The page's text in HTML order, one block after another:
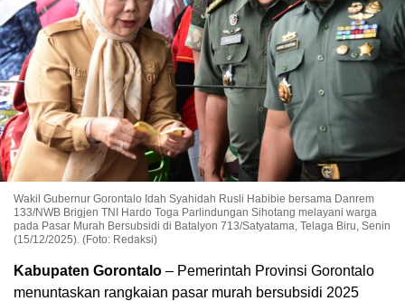
Wakil Gubernur Gorontalo Idah Syahidah Rusli Habibie bersama Danrem
133/NWB Brigjen TNI Hardo Toga Parlindungan Sihotang melayani warga
pada Pasar Murah Bersubsidi di Batalyon 713/Satyatama, Telaga Biru, Senin
(15/12/2025). (Foto: Redaksi)
Kabupaten Gorontalo – Pemerintah Provinsi Gorontalo
menuntaskan rangkaian pasar murah bersubsidi 2025